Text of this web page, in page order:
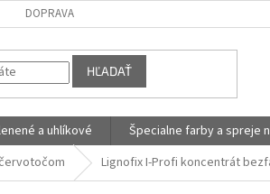
DOPRAVA
HĽADAŤ
a uhlíkové Špecialne farby a spreje
Lignofix I-Profi koncentrát